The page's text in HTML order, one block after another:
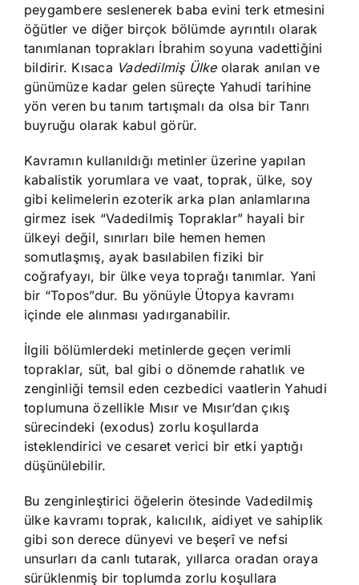
peygambere seslenerek baba evini terk etmesini
öğütler ve diğer birçok bölümde ayrıntılı olarak
tanımlanan toprakları İbrahim soyuna vadettiğini
bildirir. Kısaca Vadedilmiş Ülkeolarak anılan ve
günümüze kadar gelen süreçte Yahudi tarihine
yön veren bu tanım tartışmalı da olsa bir Tanrı
buyruğu olarak kabul görür.
Kavramın kullanıldığı metinler üzerine yapılan
kabalistik yorumlara ve vaat, toprak, ülke, soy
gibi kelimelerin ezoterik arka plan anlamlarına
girmez isek “Vadedilmiş Topraklar” hayali bir
ülkeyi değil, sınırları bile hemen hemen
somutlaşmış, ayak basılabilen fiziki bir
coğrafyayı, bir ülke veya toprağı tanımlar. Yani
bir “Topos”dur. Bu yönüyle Ütopya kavramı
içinde ele alınması yadırganabilir.
İlgili bölümlerdeki metinlerde geçen verimli
topraklar, süt, bal gibi o dönemde rahatlık ve
zenginliği temsil eden cezbedici vaatlerin Yahudi
toplumuna özellikle Mısır ve Mısır’dan çıkış
sürecindeki (exodus) zorlu koşullarda
isteklendirici ve cesaret verici bir etki yaptığı
düşünülebilir.
Bu zenginleştirici öğelerin ötesinde Vadedilmiş
ülke kavramı toprak, kalıcılık, aidiyet ve sahiplik
gibi son derece dünyevi ve beşerî ve nefsi
unsurları da canlı tutarak, yıllarca oradan oraya
sürüklenmiş bir toplumda zorlu koşullara